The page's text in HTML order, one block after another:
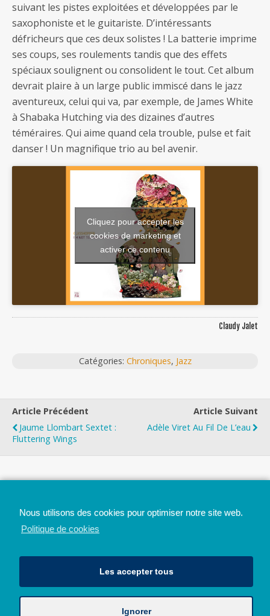
suivant les pistes exploitées et développées par le
saxophoniste et le guitariste. D’intéressants
défricheurs que ces deux solistes ! La batterie imprime
ses coups, ses roulements tandis que des effets
spéciaux soulignent ou consolident le tout. Cet album
devrait plaire à un large public immiscé dans le jazz
aventureux, celui qui va, par exemple, de James White
à Shabaka Hutching via des dizaines d’autres
téméraires. Qui aime quand cela trouble, pulse et fait
danser ! Un magnifique trio au bel avenir.
Cliquez pour accepter les
cookies de marketing et
activer ce contenu
Claudy Jalet
Catégories: Chroniques, Jazz
Article Précédent
Jaume Llombart Sextet :
Fluttering Wings
Article Suivant
Adèle Viret Au Fil De L’eau
Nous utilisons des cookies pour optimiser notre site web.
Politique de cookies
Les accepter tous
Ignorer